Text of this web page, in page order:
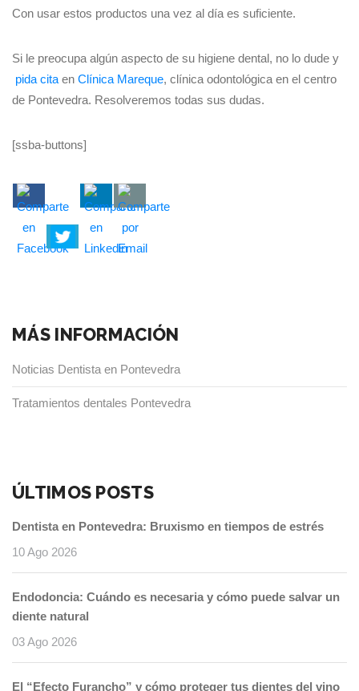
Con usar estos productos una vez al día es suficiente.
Si le preocupa algún aspecto de su higiene dental, no lo dude y
pida cita en Clínica Mareque, clínica odontológica en el centro
de Pontevedra. Resolveremos todas sus dudas.
[ssba-buttons]
MÁS INFORMACIÓN
Noticias Dentista en Pontevedra
Tratamientos dentales Pontevedra
ÚLTIMOS POSTS
Dentista en Pontevedra: Bruxismo en tiempos de estrés
10 Ago 2026
Endodoncia: Cuándo es necesaria y cómo puede salvar un
diente natural
03 Ago 2026
El “Efecto Furancho” y cómo proteger tus dientes del vino